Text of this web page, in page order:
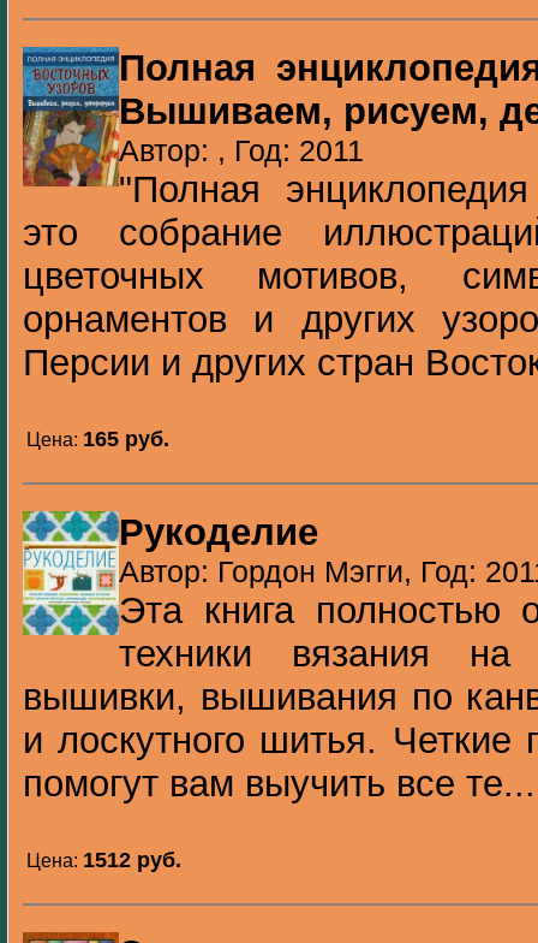
Полная
Вышиваем, рисуем,
Автор: , Год: 2011
"Полная
это собрание
цветочных мотивов,
орнаментов и других
Персии и других стран
Цена: 165 pуб.
Рукоделие
Автор: Гордон Мэгги, Год:
Эта книга полностью
техники вязания
вышивки, вышивания по
и лоскутного шитья. Четкие
помогут вам выучить все те...
Цена: 1512 pуб.